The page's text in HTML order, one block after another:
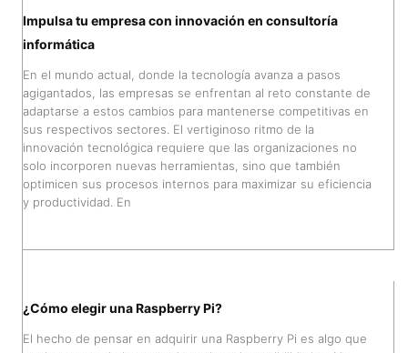
Impulsa tu empresa con innovación en consultoría
informática
En el mundo actual, donde la tecnología avanza a pasos
agigantados, las empresas se enfrentan al reto constante de
adaptarse a estos cambios para mantenerse competitivas en
sus respectivos sectores. El vertiginoso ritmo de la
innovación tecnológica requiere que las organizaciones no
solo incorporen nuevas herramientas, sino que también
optimicen sus procesos internos para maximizar su eficiencia
y productividad. En
¿Cómo elegir una Raspberry Pi?
El hecho de pensar en adquirir una Raspberry Pi es algo que